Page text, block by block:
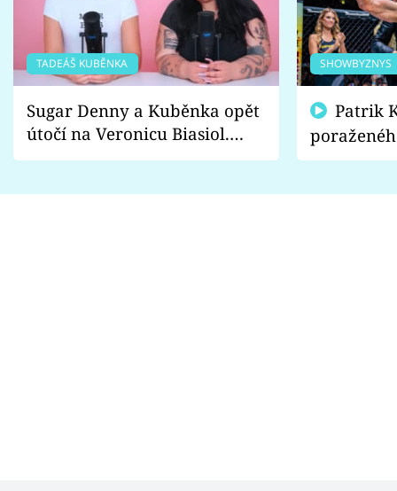
TADEÁŠ KUBĚNKA
Sugar Denny a Kuběnka opět
útočí na Veronicu Biasiol.
Proč je podle nich falešná a
SHOWBYZNYS
fanoušci